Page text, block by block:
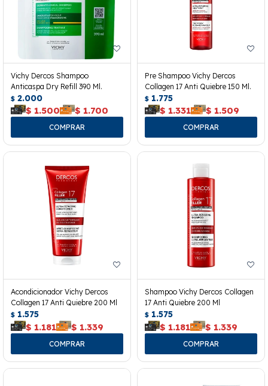
Vichy Dercos Shampoo
Anticaspa Dry Refill 390 Ml.
$ 2.000
$ 1.500 $ 1.700
Pre Shampoo Vichy Dercos
Collagen 17 Anti Quiebre 150 Ml.
$ 1.775
$ 1.331 $ 1.509
Acondicionador Vichy Dercos
Collagen 17 Anti Quiebre 200 Ml
$ 1.575
$ 1.181 $ 1.339
Shampoo Vichy Dercos Collagen
17 Anti Quiebre 200 Ml
$ 1.575
$ 1.181 $ 1.339